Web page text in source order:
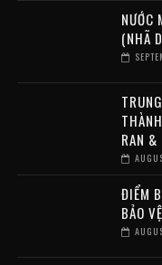
NƯỚC
(NHÃ
RAN &
ĐIỂM
BẢO